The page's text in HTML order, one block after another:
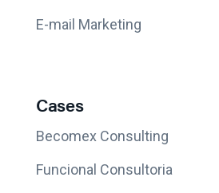
E-mail Marketing
Cases
Becomex Consulting
Funcional Consultoria